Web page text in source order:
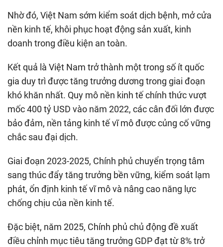
Nhờ đó, Việt Nam sớm kiểm soát dịch bệnh, mở cửa
nền kinh tế, khôi phục hoạt động sản xuất, kinh
doanh trong điều kiện an toàn.
Kết quả là Việt Nam trở thành một trong số ít quốc
gia duy trì được tăng trưởng dương trong giai đoạn
khó khăn nhất. Quy mô nền kinh tế chính thức vượt
mốc 400 tỷ USD vào năm 2022, các cân đối lớn được
bảo đảm, nền tảng kinh tế vĩ mô được củng cố vững
chắc sau đại dịch.
Giai đoạn 2023-2025, Chính phủ chuyển trọng tâm
sang thúc đẩy tăng trưởng bền vững, kiểm soát lạm
phát, ổn định kinh tế vĩ mô và nâng cao năng lực
chống chịu của nền kinh tế.
Đặc biệt, năm 2025, Chính phủ chủ động đề xuất
điều chỉnh mục tiêu tăng trưởng GDP đạt từ 8% trở